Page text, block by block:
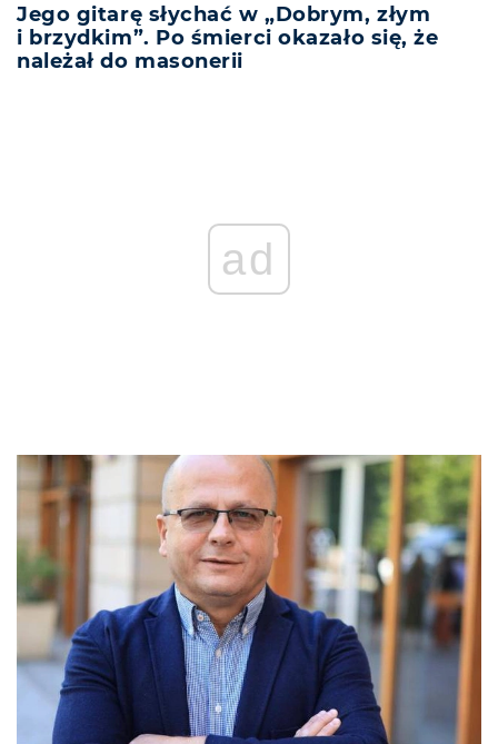
Jego gitarę słychać w „Dobrym, złym
i brzydkim”. Po śmierci okazało się, że
należał do masonerii
ad